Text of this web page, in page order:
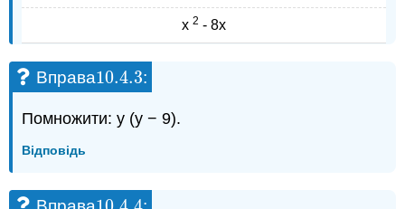
х2 - 8х
Вправа10.4.3
10.4.3:
Помножити: y (y − 9).
Відповідь